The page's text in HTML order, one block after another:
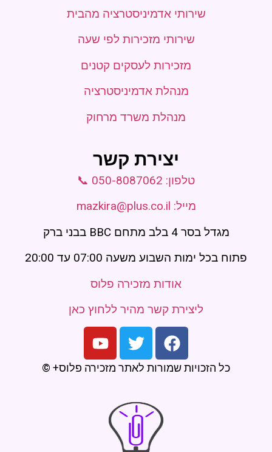
שירותי אדמיניסטרציה מהבית
שירותי מזכירות לפי שעה
מזכירות לעסקים קטנים
מנהלת אדמיניסטרציה
מנהלת משרד מרחוק
יצירת קשר
טלפון: 050-8087062 📞
מייל: mazkira@plus.co.il
מגדל בסר 4 בלב מתחם BBC בבני ברק
פתוח בכל ימות השבוע משעה 07:00 עד 20:00
אודות מזכירה פלוס
ליצירת קשר מהיר ללחוץ כאן
כל הזכויות שמורות לאתר מזכירה פלוס+ ©